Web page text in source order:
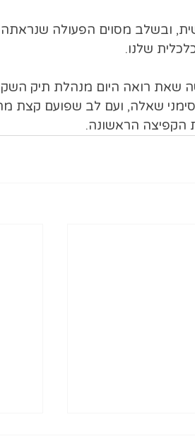
ובשלב מסוים הפעולה
שלנו.
שאת רואה היום מנהלת תיק
שאלה, ועם לב שפועם קצת
הקפיצה הראשונה.